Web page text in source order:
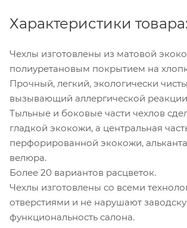
Характеристики товара:
Чехлы изготовлены из матовой
полиуретановым покрытием на
Прочный, легкий, экологически
вызывающий аллергической
Тыльные и боковые части чехлов
гладкой экокожи, а центральная
перфорированной экокожи,
велюра.
Более 20 вариантов расцветок.
Чехлы изготовлены со всеми
отверстиями и не нарушают
функциональность салона.